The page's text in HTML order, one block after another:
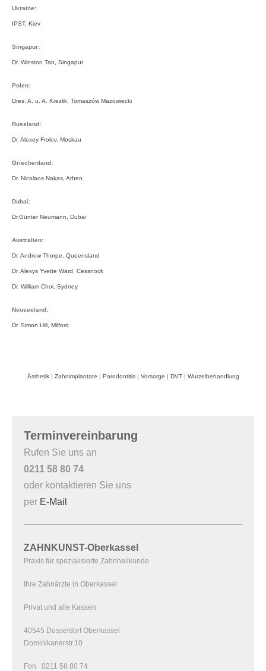
Ukraine:
IPST, Kiev
Singapur:
Dr. Winston Tan, Singapur
Polen:
Dres. A. u. A. Krezlik, Tomaszów Mazowiecki
Russland:
Dr. Alexey Frolov, Moskau
Griechenland:
Dr. Nicolaos Nakas, Athen
Dubai:
Dr.Günter Neumann, Dubai
Australien:
Dr. Andrew Thorpe, Queensland
Dr. Alexys Yvette Ward, Cessnock
Dr. William Choi, Sydney
Neuseeland:
Dr. Simon Hill, Milford
Ästhetik| Zahnimplantate | Parodontitis| Vorsorge | DVT| Wurzelbehandlung
Terminvereinbarung
Rufen Sie uns an
0211 58 80 74
oder kontaktieren Sie uns
per E-Mail
ZAHNKUNST-Oberkassel
Praxis für spezialisierte Zahnheilkunde
Ihre Zahnärzte in Oberkassel
Privat und alle Kassen
40545 Düsseldorf Oberkassel
Dominikanerstr.10
Fon 0211 58 80 74